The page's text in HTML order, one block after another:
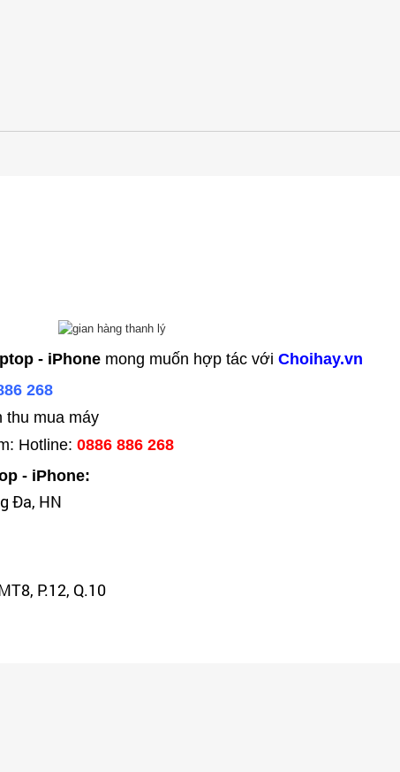
- iPhone mong muốn hợp tác với Choihay.vn
268
thu mua máy
Hotline: 0886 886 268
- iPhone:
Đa, HN
P.12, Q.10